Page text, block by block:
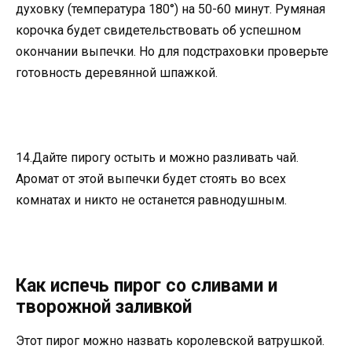
духовку (температура 180°) на 50-60 минут. Румяная
корочка будет свидетельствовать об успешном
окончании выпечки. Но для подстраховки проверьте
готовность деревянной шпажкой.
14.Дайте пирогу остыть и можно разливать чай.
Аромат от этой выпечки будет стоять во всех
комнатах и никто не останется равнодушным.
Как испечь пирог со сливами и
творожной заливкой
Этот пирог можно назвать королевской ватрушкой.